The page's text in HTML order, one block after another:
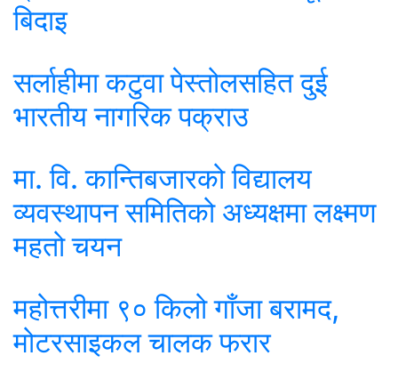
बिदाइ
सर्लाहीमा कटुवा पेस्तोलसहित दुई
भारतीय नागरिक पक्राउ
मा. वि. कान्तिबजारको विद्यालय
व्यवस्थापन समितिको अध्यक्षमा लक्ष्मण
महतो चयन
महोत्तरीमा ९० किलो गाँजा बरामद,
मोटरसाइकल चालक फरार